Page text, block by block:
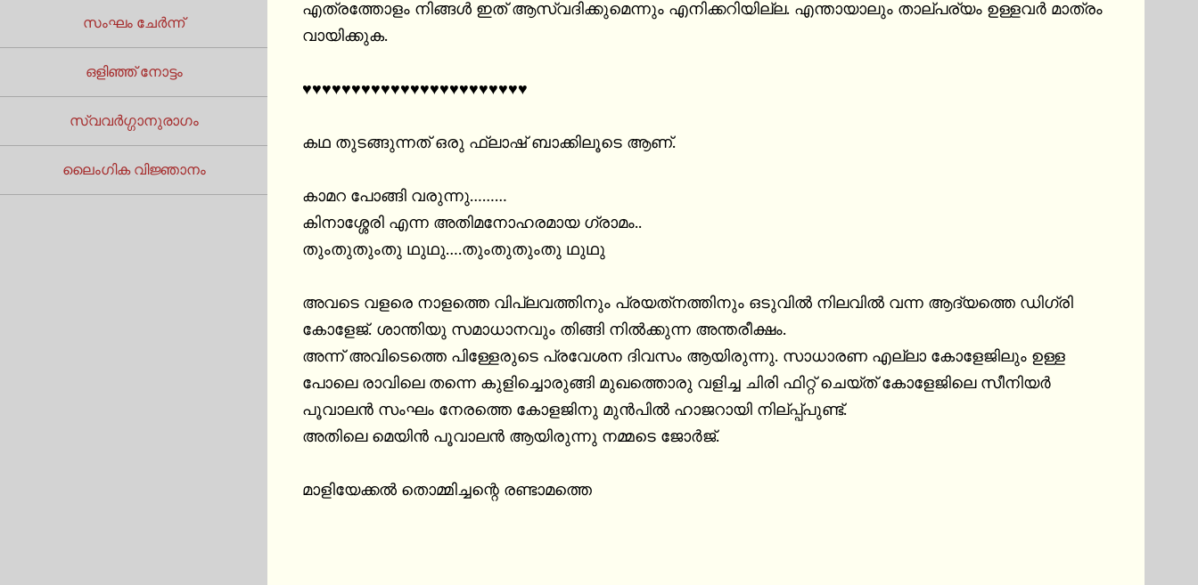
സംഘം ചേർന്ന്
ഒളിഞ്ഞ് നോട്ടം
സ്വവർഗ്ഗാനുരാഗം
ലൈംഗിക വിജ്ഞാനം
എത്രത്തോളം നിങ്ങൾ ഇത് ആസ്വദിക്കുമെന്നും എനിക്കറിയില്ല. എന്തായാലും താല്പര്യം ഉള്ളവർ മാത്രം
വായിക്കുക.
♥♥♥♥♥♥♥♥♥♥♥♥♥♥♥♥♥♥♥♥♥♥♥
കഥ തുടങ്ങുന്നത് ഒരു ഫ്ലാഷ് ബാക്കിലൂടെ ആണ്.
കാമറ പോങ്ങി വരുന്നു………
കിനാശ്ശേരി എന്ന അതിമനോഹരമായ ഗ്രാമം..
തുംതുതുംതു ഥുഥു….തുംതുതുംതു ഥുഥു
അവടെ വളരെ നാളത്തെ വിപ്ലവത്തിനും പ്രയത്‌നത്തിനും ഒടുവിൽ നിലവിൽ വന്ന ആദ്യത്തെ ഡിഗ്രി
കോളേജ്. ശാന്തിയു സമാധാനവും തിങ്ങി നിൽക്കുന്ന അന്തരീക്ഷം.
അന്ന് അവിടെത്തെ പിള്ളേരുടെ പ്രവേശന ദിവസം ആയിരുന്നു. സാധാരണ എല്ലാ കോളേജിലും ഉള്ള
പോലെ രാവിലെ തന്നെ കുളിച്ചൊരുങ്ങി മുഖത്തൊരു വളിച്ച ചിരി ഫിറ്റ് ചെയ്ത് കോളേജിലെ സീനിയർ
പൂവാലൻ സംഘം നേരത്തെ കോളജിനു മുൻപിൽ ഹാജറായി നില്പ്പ്പുണ്ട്.
അതിലെ മെയിൻ പൂവാലൻ ആയിരുന്നു നമ്മടെ ജോർജ്.
മാളിയേക്കൽ തൊമ്മിച്ചന്റെ രണ്ടാമത്തെ